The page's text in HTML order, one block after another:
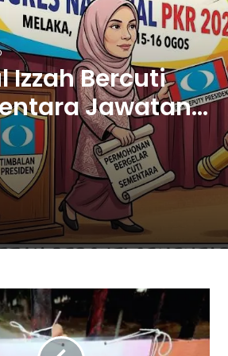
Izzah Bercuti
Jawatan
Presiden PKR,
Pemangku